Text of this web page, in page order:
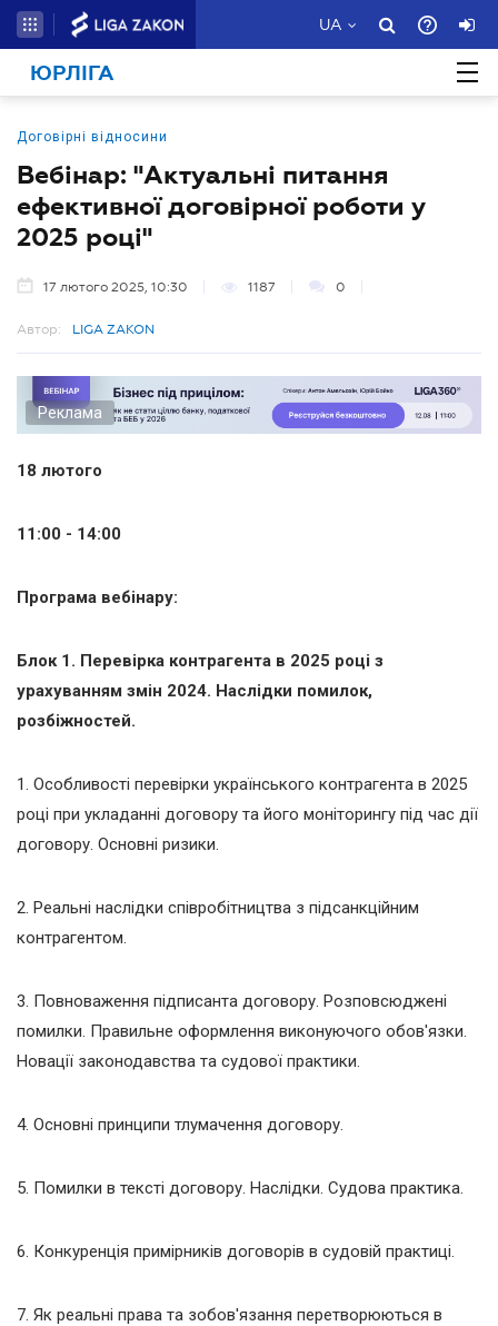
UA
ЮРЛІГА
Договірні відносини
Вебінар: "Актуальні питання
ефективної договірної роботи у
2025 році"
17 лютого 2025, 10:30 1187 0
Автор: LIGA ZAKON
Реклама
18 лютого
11:00 - 14:00
Програма вебінару:
Блок 1. Перевірка контрагента в 2025 році з
урахуванням змін 2024. Наслідки помилок,
розбіжностей.
1. Особливості перевірки українського контрагента в 2025
році при укладанні договору та його моніторингу під час дії
договору. Основні ризики.
2. Реальні наслідки співробітництва з підсанкційним
контрагентом.
3. Повноваження підписанта договору. Розповсюджені
помилки. Правильне оформлення виконуючого обов'язки.
Новації законодавства та судової практики.
4. Основні принципи тлумачення договору.
5. Помилки в тексті договору. Наслідки. Судова практика.
6. Конкуренція примірників договорів в судовій практиці.
7. Як реальні права та зобов'язання перетворюються в